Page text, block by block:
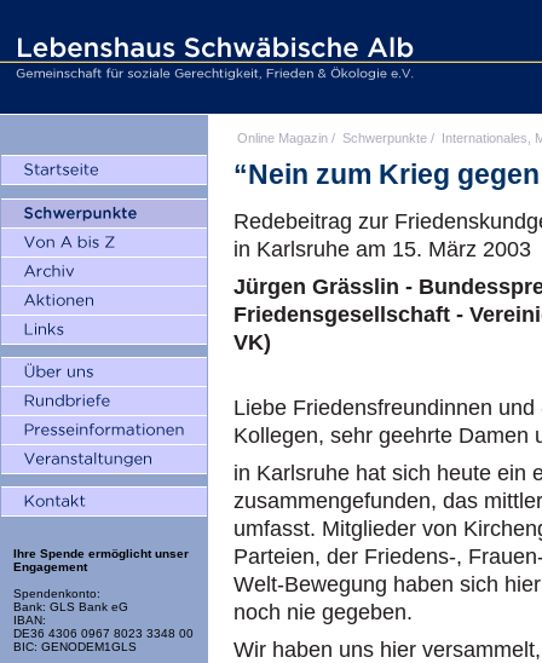
Ihre Spende ermöglicht unser
Engagement
Spendenkonto:
Bank: GLS Bank eG
IBAN:
DE36 4306 0967 8023 3348 00
BIC: GENODEM1GLS
Online Magazin / Schwerpunkte / Internationales,
“Nein zum Krieg
Redebeitrag zur
in Karlsruhe am 15. März 2003
Jürgen Grässlin -
Friedensgesellschaft -
VK)
Liebe Friedensfreundinnen
Kollegen, sehr geehrte Damen
in Karlsruhe hat sich heute ein
zusammengefunden, das
umfasst. Mitglieder von
Parteien, der Friedens-,
Welt-Bewegung haben sich
noch nie gegeben.
Wir haben uns hier